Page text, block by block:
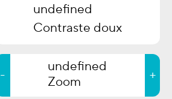
undefined
Contraste doux
-
undefined
Zoom
+